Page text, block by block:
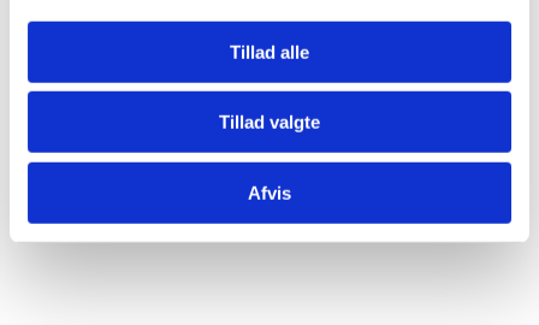
Tillad alle
Tillad valgte
Afvis